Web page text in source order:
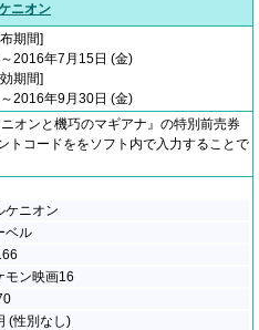
ニオン
期間]
2016年7月15日 (金)
期間]
2016年9月30日 (金)
オンと機巧のマギアナ』の特別前売券
トコードををソフト内で入力することで
ケニオン
ベル
モン映画16
(性別なし)